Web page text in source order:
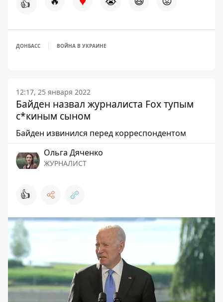
👍
ДОНБАСС ВОЙНА В УКРАИНЕ
12:17, 25 января 2022
Байден назвал журналиста Fox тупым
с*киным сыном
Байден извинился перед корреспондентом
Ольга Дяченко
ЖУРНАЛИСТ
👍